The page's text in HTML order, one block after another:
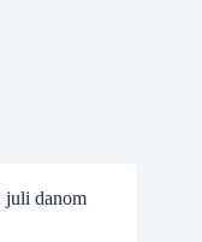
juli danom